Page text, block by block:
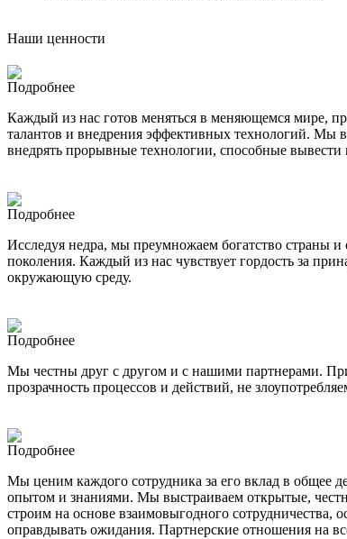
Наши ценности
Подробнее
Каждый из нас готов меняться в меняющемся мире,
талантов и внедрения эффективных технологий. Мы
внедрять прорывные технологии, способные
Подробнее
Исследуя недра, мы преумножаем богатство страны и
поколения. Каждый из нас чувствует гордость за
окружающую среду.
Подробнее
Мы честны друг с другом и с нашими партнерами.
прозрачность процессов и действий, не
Подробнее
Мы ценим каждого сотрудника за его вклад в общее
опытом и знаниями. Мы выстраиваем открытые,
строим на основе взаимовыгодного
оправдывать ожидания. Партнерские отношения на